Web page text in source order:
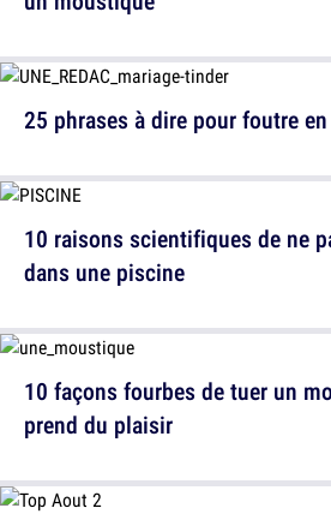
10 raisons scientifiques de ne
dans une piscine
25 phrases à dire pour foutre
10 façons fourbes de tuer un
prend du plaisir